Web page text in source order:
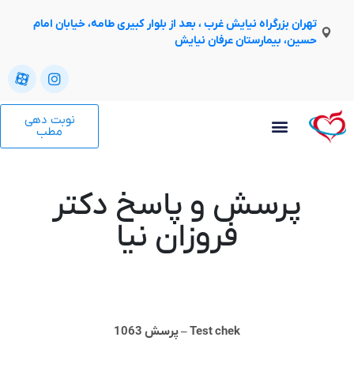
تهران بزرگراه نیایش غرب ، بعد از بلوار کبیری طامه، خیابان امام
حسین، بیمارستان عرفان نیایش
نوبت دهی
پرسش و پاسخ دکتر
فروزان نیا
Test chek – پرسش 1063